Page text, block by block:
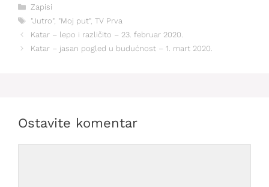
Kategorije
Zapisi
Oznake
"Jutro", "Moj put", TV Prva
Katar – lepo i različito – 23. februar 2020.
Katar – jasan pogled u budućnost – 1. mart 2020.
Ostavite komentar